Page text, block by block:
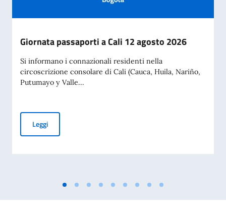
Giornata passaporti a Cali 12 agosto 2026
Si informano i connazionali residenti nella
circoscrizione consolare di Cali (Cauca, Huila, Nariño,
Putumayo y Valle...
LeggiGiornata passaporti a Cali 12 agosto 2026